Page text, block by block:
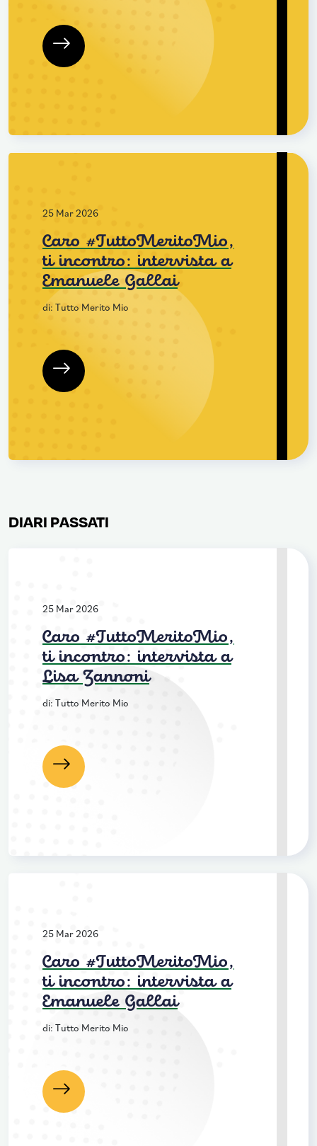
Leggi
25 Mar 2026
Caro #TuttoMeritoMio,
ti incontro: intervista a
Emanuele Gallai
di: Tutto Merito Mio
Leggi
DIARI PASSATI
25 Mar 2026
Caro #TuttoMeritoMio,
ti incontro: intervista a
Lisa Zannoni
di: Tutto Merito Mio
Leggi
25 Mar 2026
Caro #TuttoMeritoMio,
ti incontro: intervista a
Emanuele Gallai
di: Tutto Merito Mio
Leggi